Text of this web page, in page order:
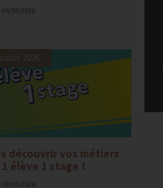
04/06/2026
découvrir vos métiers
élève 1 stage !
28/05/2026
2026